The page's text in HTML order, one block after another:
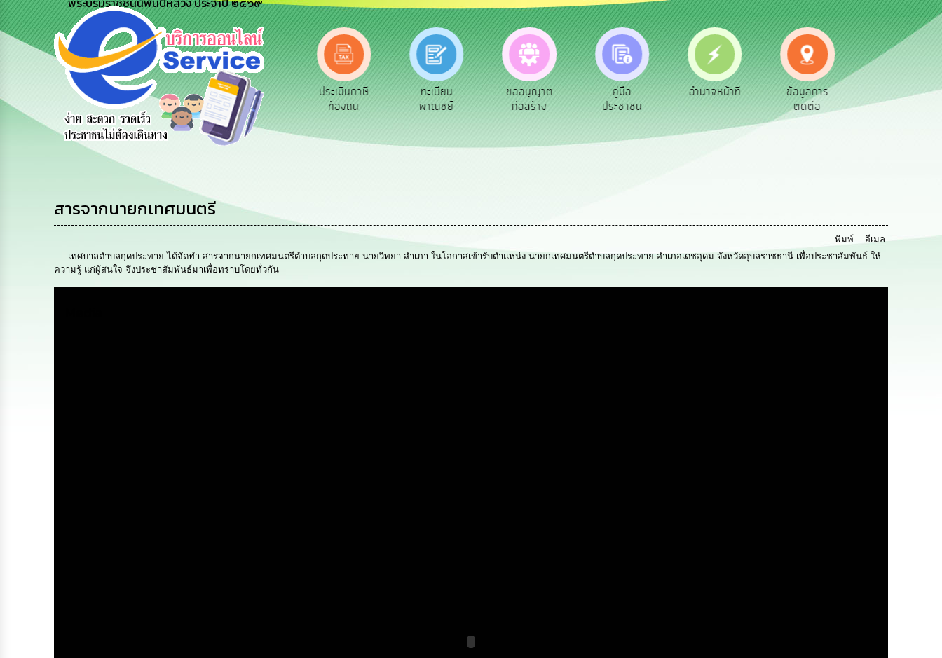
ถามตอบ
Q&A
สำรวจความ
พึงพอใจ
ผู้รับเบีย
ยังชีพ
ประเมินภาษี
ท้องถิ่น
ทะเบียน
พาณิชย์
ขออนุญาต
ก่อสร้าง
คู่มือ
ประชาชน
อำนาจหน้าที่
ข้อมูลการ
ติดต่อ
สายด่วนผู้
บริหาร
สารจากนายกเทศมนตรี
พิมพ์
อีเมล
เทศบาลตำบลกุดประทาย ได้จัดทำ สารจากนายกเทศมนตรีตำบลกุดประทาย นายวิทยา สำเภา ในโอกาสเข้ารับตำแหน่ง นายกเทศมนตรีตำบลกุดประทาย อำเภอเดชอุดม จังหวัดอุบลราชธานี เพื่อประชาสัมพันธ์ ให้
ความรู้ แก่ผู้สนใจ จึงประชาสัมพันธ์มาเพื่อทราบโดยทั่วกัน